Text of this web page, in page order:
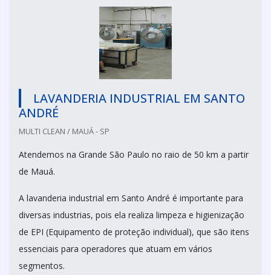
LAVANDERIA INDUSTRIAL EM SANTO
ANDRÉ
MULTI CLEAN / MAUÁ - SP
Atendemos na Grande São Paulo no raio de 50 km a partir
de Mauá.
A lavanderia industrial em Santo André é importante para
diversas industrias, pois ela realiza limpeza e higienização
de EPI (Equipamento de proteção individual), que são itens
essenciais para operadores que atuam em vários
segmentos.